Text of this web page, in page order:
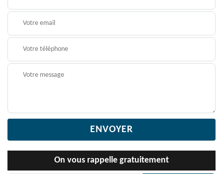
On vous rappelle gratuitement